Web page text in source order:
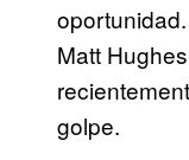
Matt
golpe.